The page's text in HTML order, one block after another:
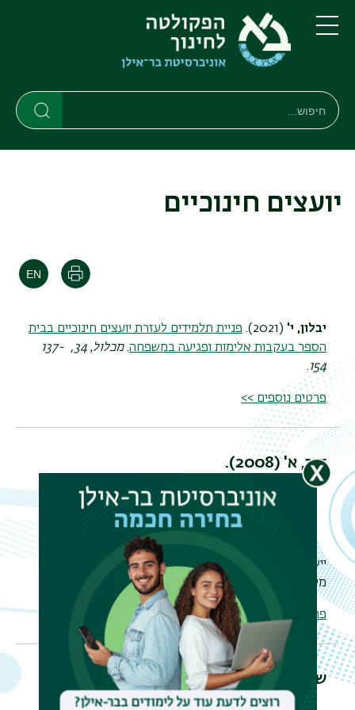
דילוג
לתוכן
העיקרי
דילוג
לתפריט
ניווט
ראשי
תפריט
חיפוש
חיפוש
יועצים חינוכיים
הדפסה
יבלון, י' (2021).
פניית תלמידים לעזרת יועצים חינוכיים בבית
הספר בעקבות אלימות ופגיעה במשפחה.מכלול,
34, 137-
154
.
פרטים נוספים >>
דור, א'(2008).
יישום מודל התנהגותי
להיוועצות שיתופית: תיאור
מקרה
. היעוץ החינוכי, טו,230-254.
פרטים נוספים >>
שירם, ז' ו ריץ, י' (2002).